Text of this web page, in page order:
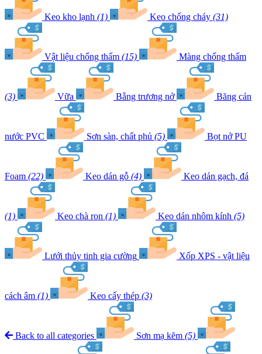
Keo kho lạnh (1) Keo chống cháy (31)
Vật liệu chống thấm (15) Màng chống thấm
(3) Vữa Bằng trương nở Băng cản
nước PVC Sơn sàn, chất phủ (5) Bọt nở PU
Foam (22) Keo dán gỗ (4) Keo dán gạch, đá
(1) Keo chà ron (1) Keo dán nhôm kính (5)
Lưới thủy tinh gia cường Xốp XPS - vật liệu
cách âm (1) Keo cấy thép (3)
Back to all categories Sơn mạ kẽm (5)